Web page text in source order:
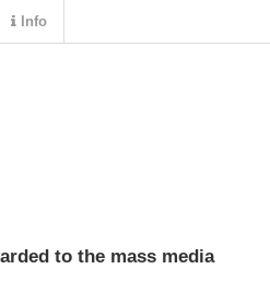
to the mass media
Info